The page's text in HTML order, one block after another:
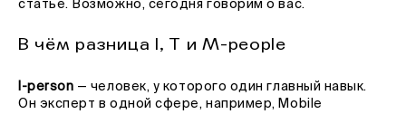
статье. Возможно, сегодня говорим о вас.
В чём разница I, T и M-people
I-person — человек, у которого один главный навык.
Он эксперт в одной сфере, например, Mobile